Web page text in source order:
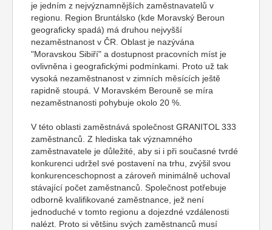
je jedním z nejvýznamnějších zaměstnavatelů v
regionu. Region Bruntálsko (kde Moravský Beroun
geograficky spadá) má druhou nejvyšší
nezaměstnanost v ČR. Oblast je nazývána
"Moravskou Sibiří" a dostupnost pracovních míst je
ovlivněna i geografickými podmínkami. Proto už tak
vysoká nezaměstnanost v zimních měsících ještě
rapidně stoupá. V Moravském Berouně se míra
nezaměstnanosti pohybuje okolo 20 %.
V této oblasti zaměstnává společnost GRANITOL 333
zaměstnanců. Z hlediska tak významného
zaměstnavatele je důležité, aby si i při současné tvrdé
konkurenci udržel své postavení na trhu, zvýšil svou
konkurenceschopnost a zároveň minimálně uchoval
stávající počet zaměstnanců. Společnost potřebuje
odborně kvalifikované zaměstnance, jež není
jednoduché v tomto regionu a dojezdné vzdálenosti
nalézt. Proto si většinu svých zaměstnanců musí